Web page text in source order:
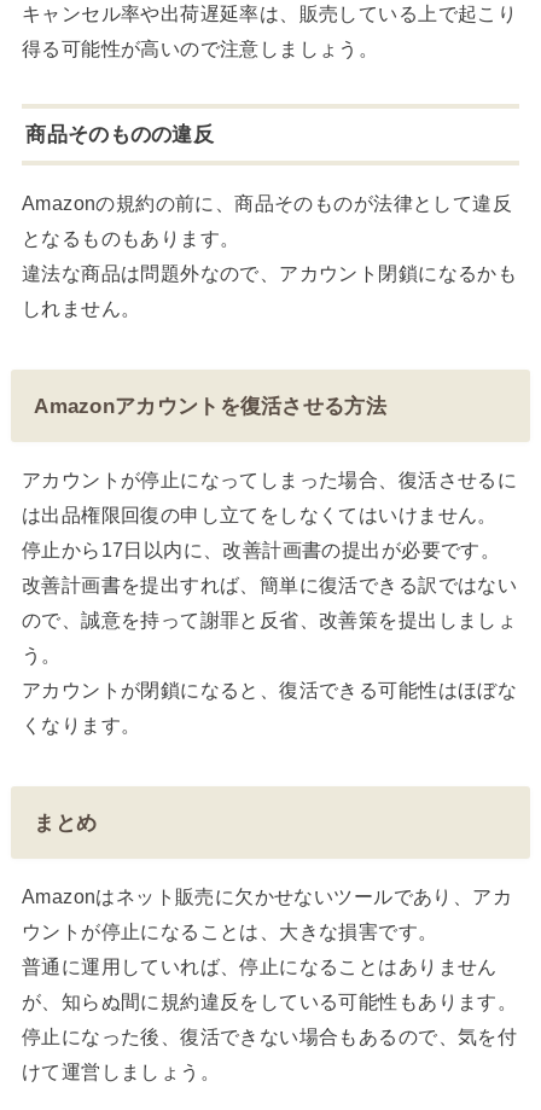
キャンセル率や出荷遅延率は、販売している上で起こり
得る可能性が高いので注意しましょう。
商品そのものの違反
Amazonの規約の前に、商品そのものが法律として違反
となるものもあります。
違法な商品は問題外なので、アカウント閉鎖になるかも
しれません。
Amazonアカウントを復活させる方法
アカウントが停止になってしまった場合、復活させるに
は出品権限回復の申し立てをしなくてはいけません。
停止から17日以内に、改善計画書の提出が必要です。
改善計画書を提出すれば、簡単に復活できる訳ではない
ので、誠意を持って謝罪と反省、改善策を提出しましょ
う。
アカウントが閉鎖になると、復活できる可能性はほぼな
くなります。
まとめ
Amazonはネット販売に欠かせないツールであり、アカ
ウントが停止になることは、大きな損害です。
普通に運用していれば、停止になることはありません
が、知らぬ間に規約違反をしている可能性もあります。
停止になった後、復活できない場合もあるので、気を付
けて運営しましょう。